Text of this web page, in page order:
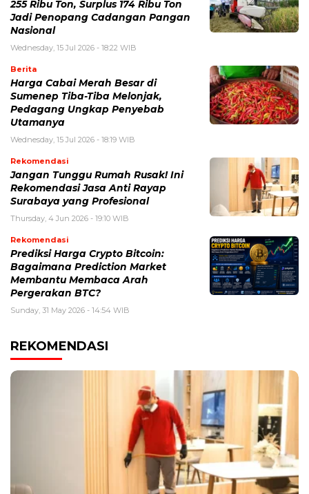
255 Ribu Ton, Surplus 174 Ribu Ton
Jadi Penopang Cadangan Pangan
Nasional
Wednesday, 15 Jul 2026 - 18:22 WIB
Berita
Harga Cabai Merah Besar di
Sumenep Tiba-Tiba Melonjak,
Pedagang Ungkap Penyebab
Utamanya
Wednesday, 15 Jul 2026 - 18:19 WIB
Rekomendasi
Jangan Tunggu Rumah Rusak! Ini
Rekomendasi Jasa Anti Rayap
Surabaya yang Profesional
Thursday, 4 Jun 2026 - 19:10 WIB
Rekomendasi
Prediksi Harga Crypto Bitcoin:
Bagaimana Prediction Market
Membantu Membaca Arah
Pergerakan BTC?
Sunday, 31 May 2026 - 14:54 WIB
REKOMENDASI